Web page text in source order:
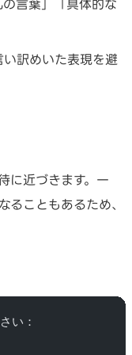
言葉」「具体的な
訳めいた表現を避
に近づきます。一
ることもあるため、
い：